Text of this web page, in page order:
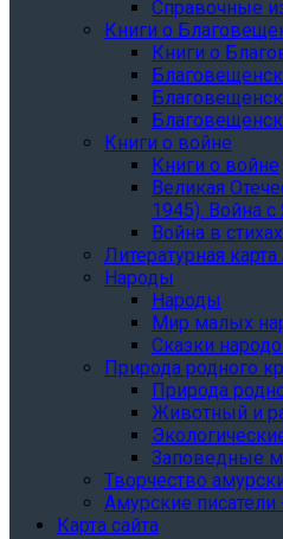
Справочные
Книги о
Книги о
Книги о войне
Книги о войне
Великая
1945). Война
Война в
Литературная
Народы
Народы
Мир малых
Сказки
Природа родного
Природа
Животный и
Заповедные
Творчество
Амурские писатели
Карта сайта